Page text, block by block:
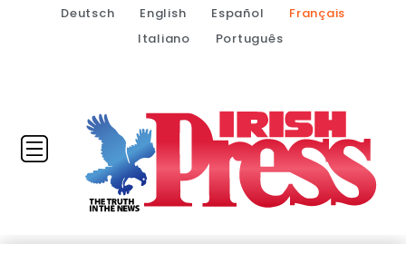
Deutsch English Español
Français
Italiano
Português